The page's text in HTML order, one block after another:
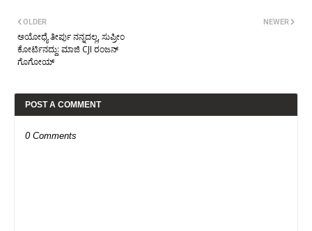
NEWER
OLDER
ಅಯೋಧ್ಯೆ ತೀರ್ಪು ನನ್ನದಲ್ಲ, ಸುಪ್ರೀಂ
ಕೋರ್ಟಿನದ್ದು: ಮಾಜಿ CJI ರಂಜನ್
ಗೊಗೋಯ್
POST A COMMENT
0 Comments